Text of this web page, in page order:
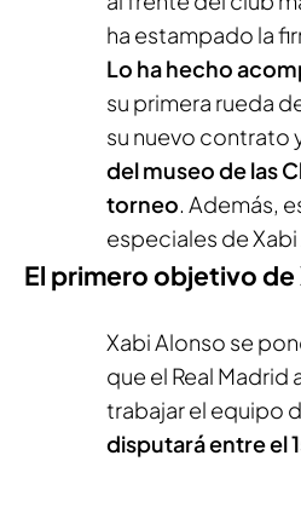
ha estampado la
Lo ha hecho
su primera rueda
su nuevo contrato
del museo de las
torneo. Además,
especiales de
El primero objetivo de
Xabi Alonso se
que el Real
trabajar el equipo
disputará entre el